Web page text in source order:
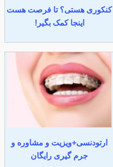
کنکوری هستی؟ تا فرصت هست
اینجا کمک بگیر!
ارتودنسی+ویزیت و مشاوره و
جرم گیری رایگان